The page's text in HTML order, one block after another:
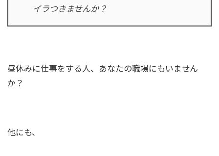
イラつきませんか？
昼休みに仕事をする人、あなたの職場にもいません
か？
他にも、